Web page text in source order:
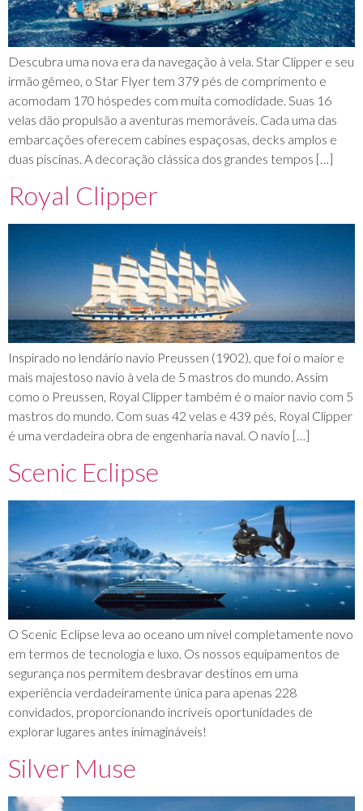
Descubra uma nova era da navegação à vela. Star Clipper e seu
irmão gêmeo, o Star Flyer tem 379 pés de comprimento e
acomodam 170 hóspedes com muita comodidade. Suas 16
velas dão propulsão a aventuras memoráveis. Cada uma das
embarcações oferecem cabines espaçosas, decks amplos e
duas piscinas. A decoração clássica dos grandes tempos […]
Royal Clipper
Inspirado no lendário navio Preussen (1902), que foi o maior e
mais majestoso navio à vela de 5 mastros do mundo. Assim
como o Preussen, Royal Clipper também é o maior navio com 5
mastros do mundo. Com suas 42 velas e 439 pés, Royal Clipper
é uma verdadeira obra de engenharia naval. O navio […]
Scenic Eclipse
O Scenic Eclipse leva ao oceano um nível completamente novo
em termos de tecnologia e luxo. Os nossos equipamentos de
segurança nos permitem desbravar destinos em uma
experiência verdadeiramente única para apenas 228
convidados, proporcionando incríveis oportunidades de
explorar lugares antes inimagináveis!
Silver Muse